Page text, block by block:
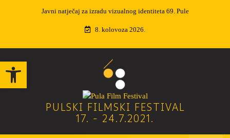
Open toolbar
69. Pule Izvučeni dobitnici nagradne igre
8. kolovoza 2026.
PULSKI FILMSKI FESTIVAL
17. - 24.7.2021.